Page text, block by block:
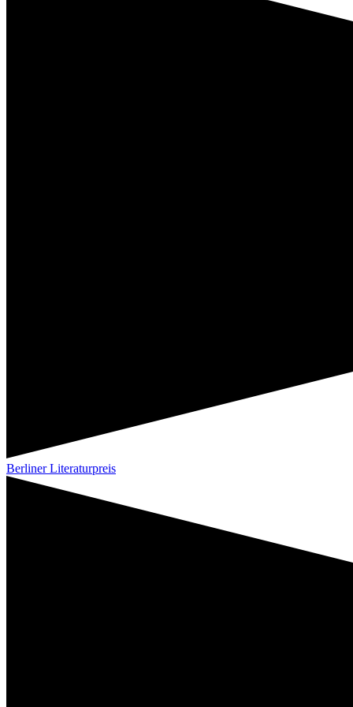
Berliner Literaturpreis